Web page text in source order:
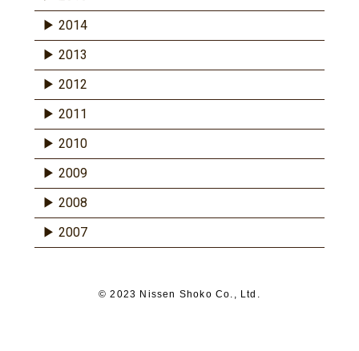
2014
2013
2012
2011
2010
2009
2008
2007
© 2023 Nissen Shoko Co., Ltd.